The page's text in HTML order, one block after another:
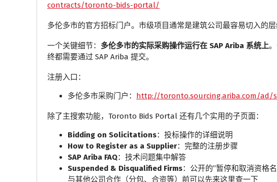
contracts/toronto-bids-portal/
多伦多市的官方招标门户。市级项目通常是建筑公司最容易切入的
一个关键细节： 多伦多市的实际采购操作运行在 SAP Ariba 系统上
终都需要通过 SAP Ariba 提交。
注册入口：
多伦多市采购门户： http://toronto.sourcing.ariba.com/ad/
除了主搜索功能，Toronto Bids Portal 还有几个实用的子页面：
Bidding on Solicitations：投标操作的详细说明
How to Register as a Supplier：完整的注册步骤
SAP Ariba FAQ：技术问题集中解答
Suspended & Disqualified Firms：公开的”暂停和取消资格
与其他公司合作（分包、合资等）前可以先来这里查一下